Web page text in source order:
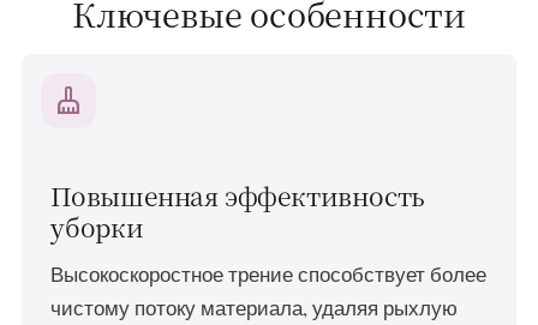
Ключевые особенности
cleaning_services
Повышенная эффективность
уборки
Высокоскоростное трение способствует более
чистому потоку материала, удаляя рыхлую